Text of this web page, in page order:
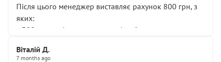
Після цього менеджер виставляє рахунок 800 грн, з
яких:
• 300 грн — діагностика гальмівної системи
НЕ погоджував
Віталій Д.
7 months ago